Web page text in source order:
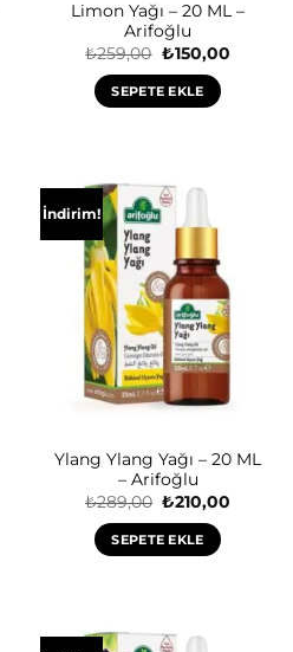
Limon Yağı – 20 ML –
Arifoğlu
₺259,00 Orijinal
₺259,00.
₺150,00Şu
SEPETE EKLE
İndirim!
Ylang Ylang Yağı – 20 ML
– Arifoğlu
₺289,00 Orijinal
₺289,00.
₺210,00
SEPETE EKLE